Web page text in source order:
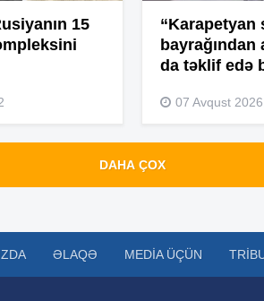
15
“Karapetyan
bayrağından
da təklif edə
07 Avqust
DAHA ÇOX
ƏLAQƏ MEDIA ÜÇÜN